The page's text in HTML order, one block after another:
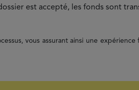
est accepté, les fonds sont
vous assurant ainsi une